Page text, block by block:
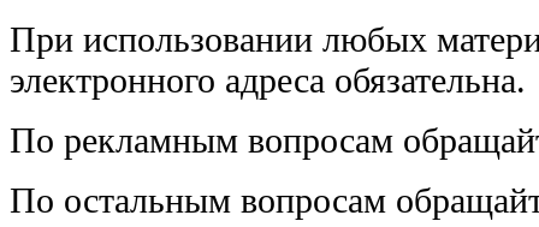
При использовании любых
электронного адреса обязательна.
По рекламным вопросам
По остальным вопросам